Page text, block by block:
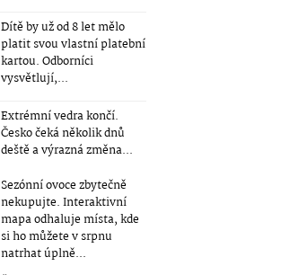
Dítě by už od 8 let mělo
platit svou vlastní platební
kartou. Odborníci
vysvětlují,...
Extrémní vedra končí.
Česko čeká několik dnů
deště a výrazná změna...
Sezónní ovoce zbytečně
nekupujte. Interaktivní
mapa odhaluje místa, kde
si ho můžete v srpnu
natrhat úplně...